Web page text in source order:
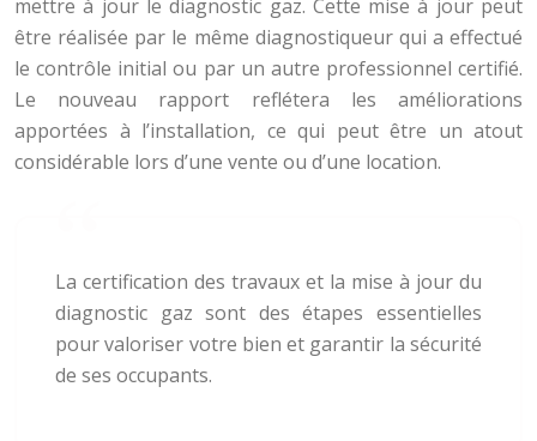
mettre à jour le diagnostic gaz. Cette mise à jour peut
être réalisée par le même diagnostiqueur qui a effectué
le contrôle initial ou par un autre professionnel certifié.
Le nouveau rapport reflétera les améliorations
apportées à l’installation, ce qui peut être un atout
considérable lors d’une vente ou d’une location.
La certification des travaux et la mise à jour du
diagnostic gaz sont des étapes essentielles
pour valoriser votre bien et garantir la sécurité
de ses occupants.